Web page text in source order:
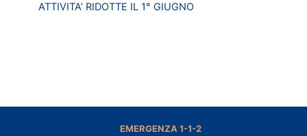
ATTIVITA’ RIDOTTE IL 1° GIUGNO
EMERGENZA 1-1-2